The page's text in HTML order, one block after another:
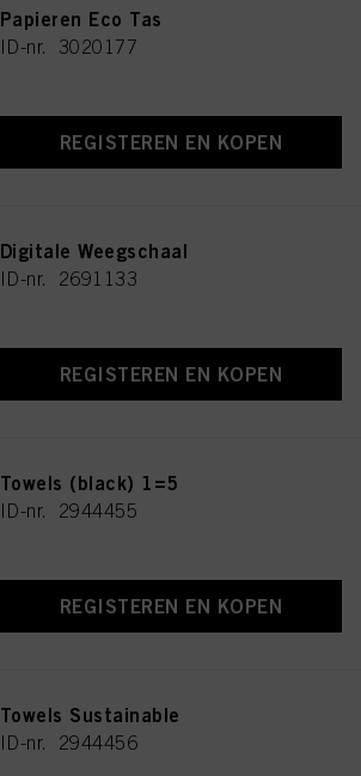
Papieren Eco Tas
ID-nr. 3020177
REGISTEREN EN KOPEN
Digitale Weegschaal
ID-nr. 2691133
REGISTEREN EN KOPEN
Towels (black) 1=5
ID-nr. 2944455
REGISTEREN EN KOPEN
Towels Sustainable
ID-nr. 2944456